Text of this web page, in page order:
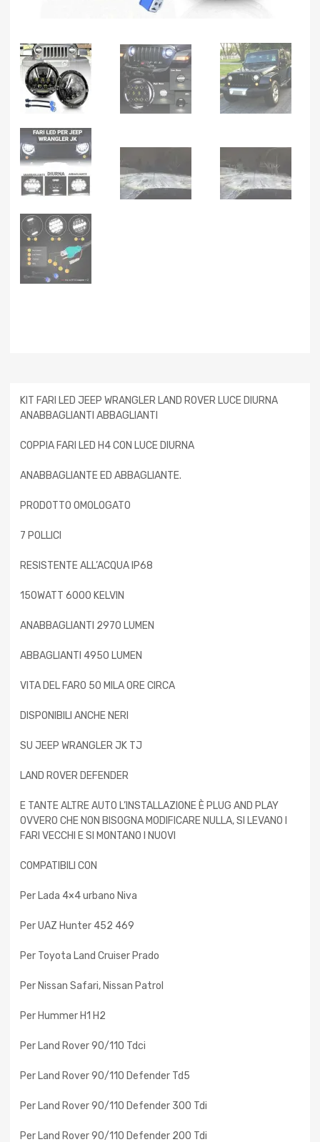
KIT FARI LED JEEP WRANGLER LAND ROVER LUCE DIURNA
ANABBAGLIANTI ABBAGLIANTI
COPPIA FARI LED H4 CON LUCE DIURNA
ANABBAGLIANTE ED ABBAGLIANTE.
PRODOTTO OMOLOGATO
7 POLLICI
RESISTENTE ALL’ACQUA IP68
150WATT 6000 KELVIN
ANABBAGLIANTI 2970 LUMEN
ABBAGLIANTI 4950 LUMEN
VITA DEL FARO 50 MILA ORE CIRCA
DISPONIBILI ANCHE NERI
SU JEEP WRANGLER JK TJ
LAND ROVER DEFENDER
E TANTE ALTRE AUTO L’INSTALLAZIONE È PLUG AND PLAY
OVVERO CHE NON BISOGNA MODIFICARE NULLA, SI LEVANO I
FARI VECCHI E SI MONTANO I NUOVI
COMPATIBILI CON
Per Lada 4×4 urbano Niva
Per UAZ Hunter 452 469
Per Toyota Land Cruiser Prado
Per Nissan Safari, Nissan Patrol
Per Hummer H1 H2
Per Land Rover 90/110 Tdci
Per Land Rover 90/110 Defender Td5
Per Land Rover 90/110 Defender 300 Tdi
Per Land Rover 90/110 Defender 200 Tdi